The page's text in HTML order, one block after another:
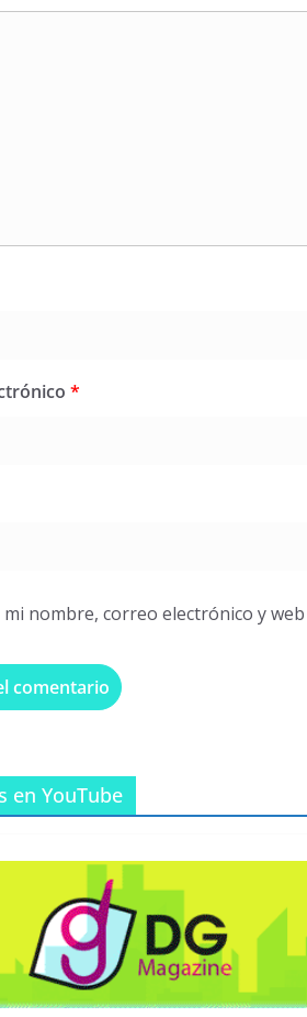
*
mi nombre, correo electrónico y
en YouTube